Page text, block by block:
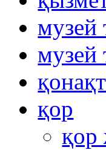
музей
музей
қор
қор